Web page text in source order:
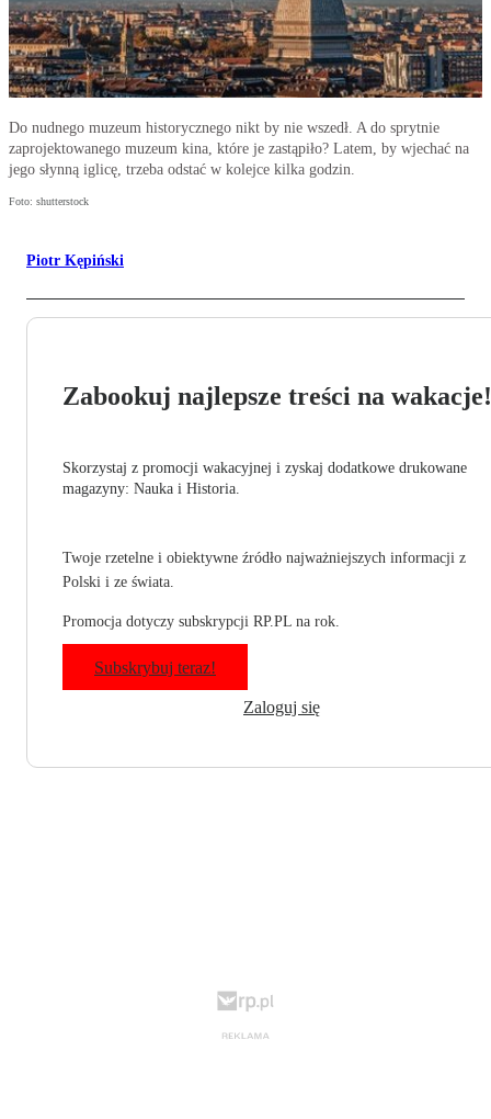
Do nudnego muzeum historycznego nikt by nie wszedł. A do sprytnie
zaprojektowanego muzeum kina, które je zastąpiło? Latem, by wjechać na
jego słynną iglicę, trzeba odstać w kolejce kilka godzin.
Foto: shutterstock
Piotr Kępiński
Zabookuj najlepsze treści na wakacje!
Skorzystaj z promocji wakacyjnej i zyskaj dodatkowe drukowane
magazyny: Nauka i Historia.
Twoje rzetelne i obiektywne źródło najważniejszych informacji z
Polski i ze świata.
Promocja dotyczy subskrypcji RP.PL na rok.
Subskrybuj teraz!
Zaloguj się